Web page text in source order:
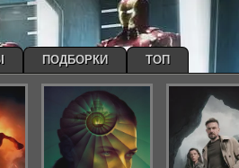
ПОДБОРКИ ТОП